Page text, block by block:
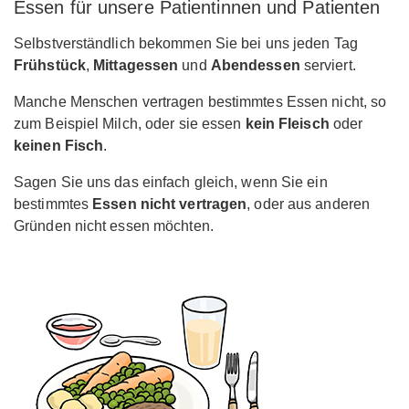
Essen für unsere Patientinnen und Patienten
Selbstverständlich bekommen Sie bei uns jeden Tag
Frühstück, Mittagessen und Abendessen serviert.
Manche Menschen vertragen bestimmtes Essen nicht, so
zum Beispiel Milch, oder sie essen kein Fleisch oder
keinen Fisch.
Sagen Sie uns das einfach gleich, wenn Sie ein
bestimmtes Essen nicht vertragen, oder aus anderen
Gründen nicht essen möchten.